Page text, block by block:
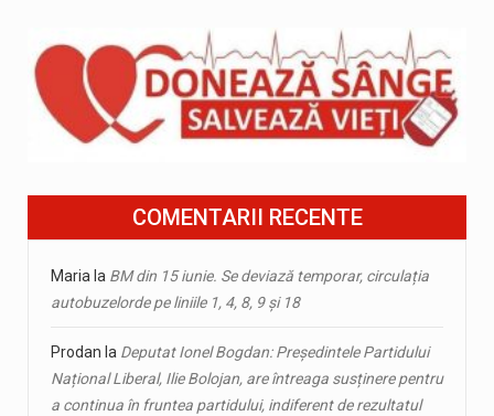
COMENTARII RECENTE
Maria la BM din 15 iunie. Se deviază temporar, circulația
autobuzelorde pe liniile 1, 4, 8, 9 și 18
Prodan la Deputat Ionel Bogdan: Președintele Partidului
Național Liberal, Ilie Bolojan, are întreaga susținere pentru
a continua în fruntea partidului, indiferent de rezultatul